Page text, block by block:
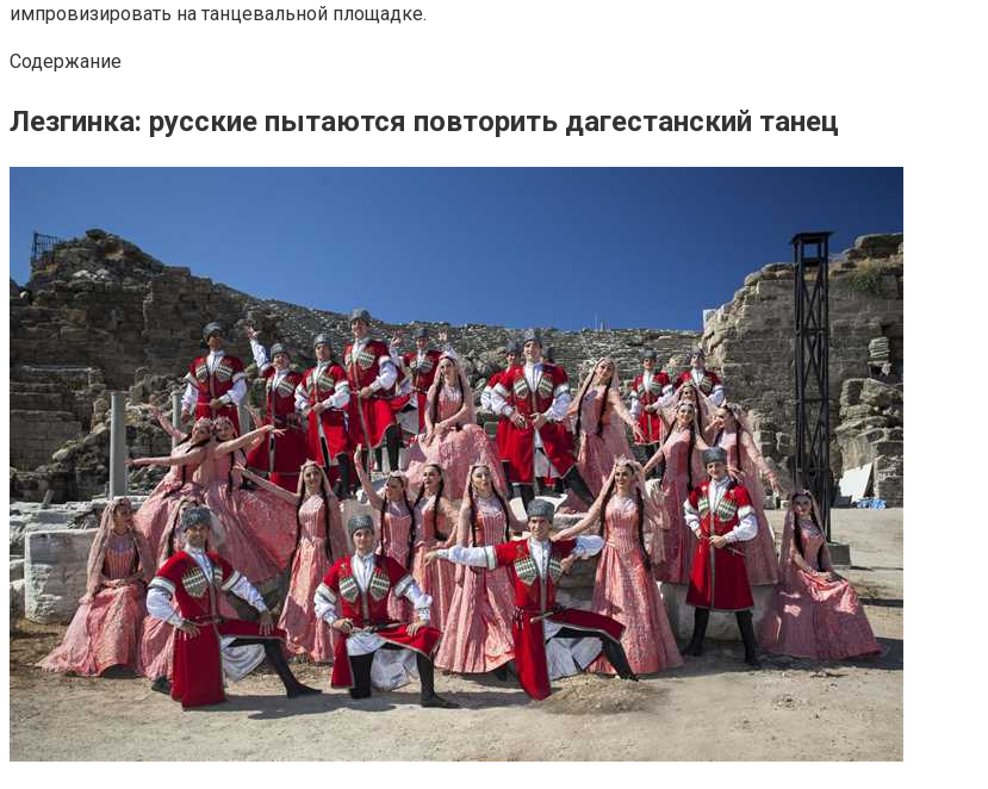
импровизировать на танцевальной площадке.
Содержание
Лезгинка: русские пытаются повторить дагестанский танец